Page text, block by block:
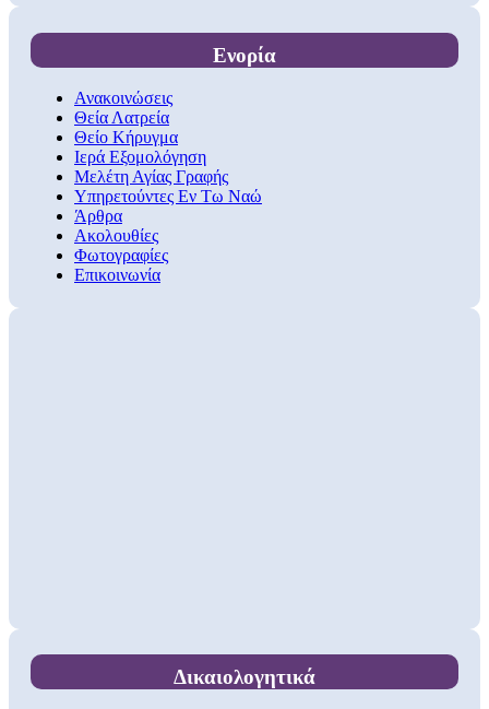
Ενορία
Ανακοινώσεις
Θεία Λατρεία
Θείο Κήρυγμα
Ιερά Εξομολόγηση
Μελέτη Αγίας Γραφής
Υπηρετούντες Εν Τω Ναώ
Άρθρα
Ακολουθίες
Φωτογραφίες
Επικοινωνία
Δικαιολογητικά